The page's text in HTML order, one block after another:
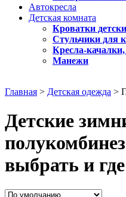
Автокресла
Детская комната
Кроватки
Стульчики для
Кресла-
Манежи
Главная > Детская одежда >
Детские
выбрать и